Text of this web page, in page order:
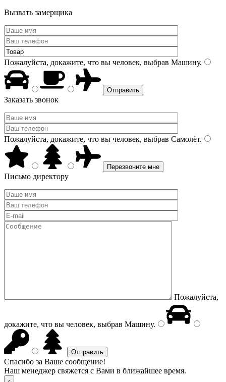
Вызвать замерщика
Пожалуйста, докажите, что вы человек, выбрав Машину.
Заказать звонок
Пожалуйста, докажите, что вы человек, выбрав Самолёт.
Письмо директору
Пожалуйста,
докажите, что вы человек, выбрав Машину.
Спасибо за Ваше сообщение!
Наш менеджер свяжется с Вами в ближайшее время.